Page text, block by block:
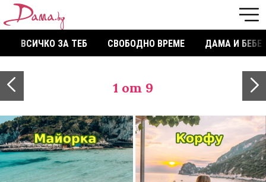
ВСИЧКО ЗА ТЕБ СВОБОДНО ВРЕМЕ ДАМА И БЕБЕ
1 от 9